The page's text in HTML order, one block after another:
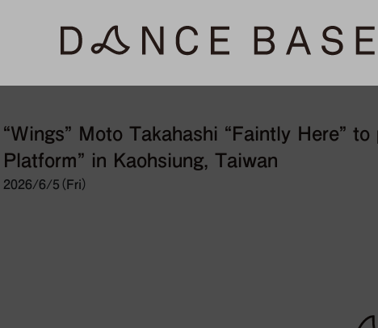
“Wings” Moto Takahashi “Faintly Here”
Platform” in Kaohsiung, Taiwan
2026/6/5（Fri）